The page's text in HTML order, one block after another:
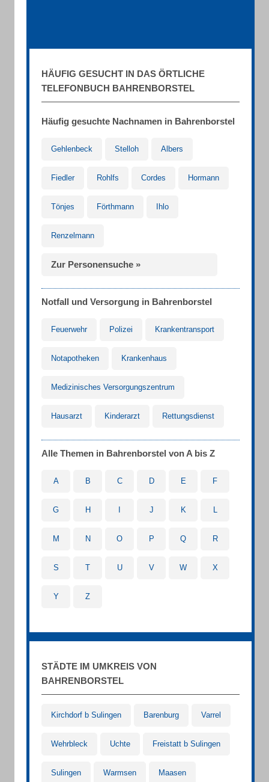
HÄUFIG GESUCHT IN DAS ÖRTLICHE
TELEFONBUCH BAHRENBORSTEL
Häufig gesuchte Nachnamen in Bahrenborstel
Gehlenbeck Stelloh Albers
Fiedler Rohlfs Cordes Hormann
Tönjes Förthmann Ihlo
Renzelmann
Zur Personensuche »
Notfall und Versorgung in Bahrenborstel
Feuerwehr Polizei Krankentransport
Notapotheken Krankenhaus
Medizinisches Versorgungszentrum
Hausarzt Kinderarzt Rettungsdienst
Alle Themen in Bahrenborstel von A bis Z
A B C D E F
G H J K L
M N O P Q R
S T U V W X
Y Z
STÄDTE IM UMKREIS VON
BAHRENBORSTEL
Kirchdorf b Sulingen Barenburg Varrel
Wehrbleck Uchte Freistatt b Sulingen
Sulingen Warmsen Maasen